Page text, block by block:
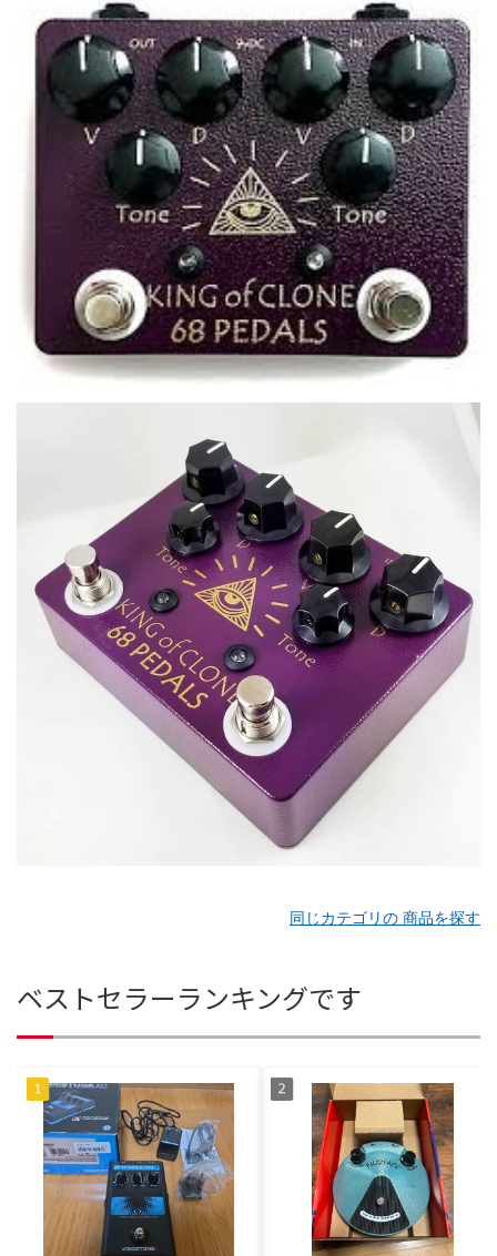
同じカテゴリの 商品を探す
ベストセラーランキングです